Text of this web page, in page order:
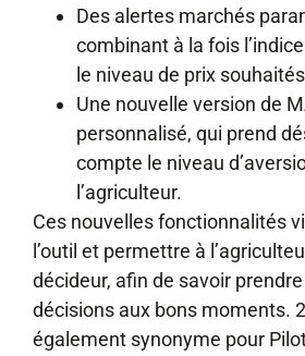
Des alertes marchés
combinant à la fois
le niveau de prix
Une nouvelle version de
personnalisé, qui prend
compte le niveau
l’agriculteur.
Ces nouvelles fonctionnalités
l’outil et permettre à
décideur, afin de savoir
décisions aux bons moments.
également synonyme pour